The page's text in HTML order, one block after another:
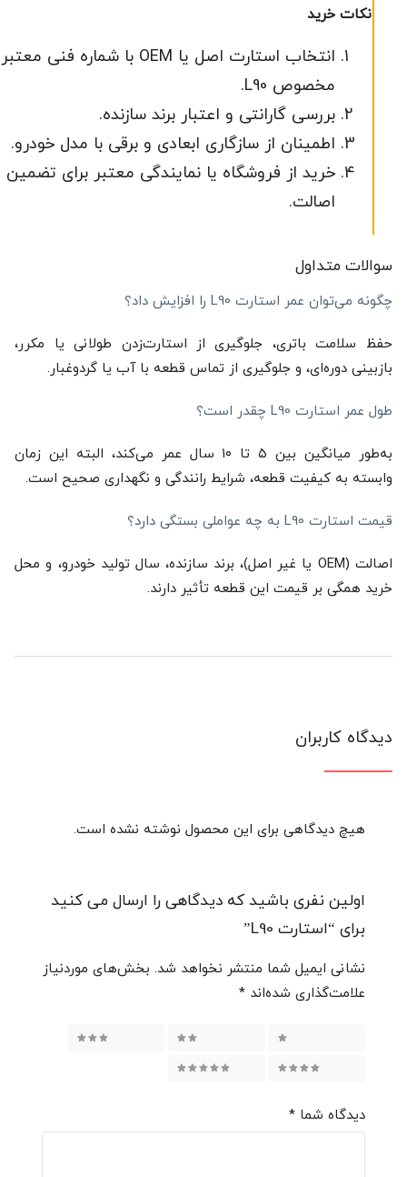
نکات خرید
انتخاب استارت اصل یا OEM با شماره فنی معتبر
مخصوص L90.
بررسی گارانتی و اعتبار برند سازنده.
اطمینان از سازگاری ابعادی و برقی با مدل خودرو.
خرید از فروشگاه یا نمایندگی معتبر برای تضمین
اصالت.
سوالات متداول
چگونه می‌توان عمر استارت L90 را افزایش داد؟
حفظ سلامت باتری، جلوگیری از استارت‌زدن طولانی یا مکرر،
بازبینی دوره‌ای، و جلوگیری از تماس قطعه با آب یا گردوغبار.
طول عمر استارت L90 چقدر است؟
به‌طور میانگین بین ۵ تا ۱۰ سال عمر می‌کند، البته این زمان
وابسته به کیفیت قطعه، شرایط رانندگی و نگهداری صحیح است.
قیمت استارت L90 به چه عواملی بستگی دارد؟
اصالت (OEM یا غیر اصل)، برند سازنده، سال تولید خودرو، و محل
خرید همگی بر قیمت این قطعه تأثیر دارند.
دیدگاه کاربران
هیچ دیدگاهی برای این محصول نوشته نشده است.
اولین نفری باشید که دیدگاهی را ارسال می کنید
برای “استارت L90”
نشانی ایمیل شما منتشر نخواهد شد. بخش‌های موردنیاز
علامت‌گذاری شده‌اند *
دیدگاه شما *